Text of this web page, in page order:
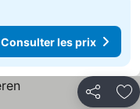
Consulter les prix
Partager